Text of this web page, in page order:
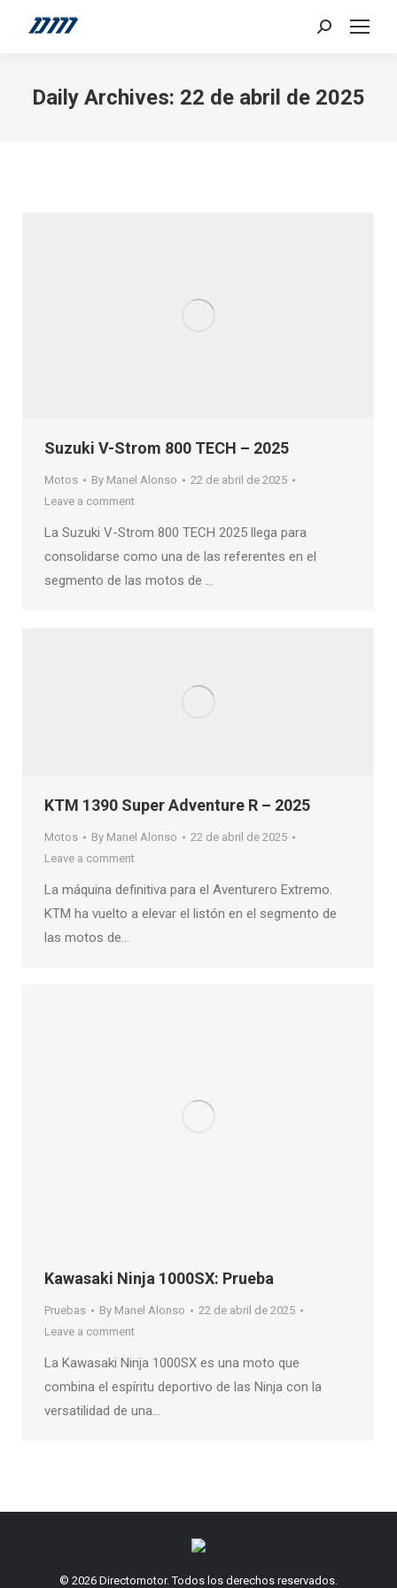
Search:
Daily Archives: 22 de abril de 2025
Suzuki V-Strom 800 TECH – 2025
Motos By Manel Alonso
22 de abril de 2025
Leave a comment
La Suzuki V-Strom 800 TECH 2025 llega para
consolidarse como una de las referentes en el
segmento de las motos de …
KTM 1390 Super Adventure R – 2025
Motos By Manel Alonso
22 de abril de 2025
Leave a comment
La máquina definitiva para el Aventurero Extremo.
KTM ha vuelto a elevar el listón en el segmento de
las motos de…
Kawasaki Ninja 1000SX: Prueba
Pruebas By Manel Alonso
22 de abril de 2025
Leave a comment
La Kawasaki Ninja 1000SX es una moto que
combina el espíritu deportivo de las Ninja con la
versatilidad de una…
© 2026 Directomotor. Todos los derechos reservados.